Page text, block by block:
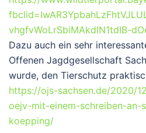
vhgfvWoLrSbiMAkdlN1tdIB-
Dazu auch ein sehr
Offenen Jagdgesellschaft
wurde, den Tierschutz
https://ojs-sachsen.de/2020/
oejv-mit-einem-schreiben-an-
koepping/